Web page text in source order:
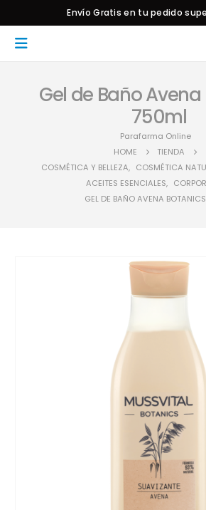
Envío Gratis en tu pedido
Gel de Baño
750ml
Parafarma Online
HOME
TIENDA
COSMÉTICA Y BELLEZA, COSMÉTICA
ACEITES ESENCIALES,
GEL DE BAÑO AVENA